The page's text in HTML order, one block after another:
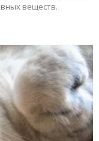
веществ.